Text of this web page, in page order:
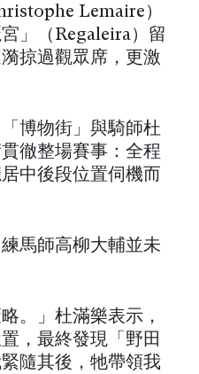
Lemaire）
」（Regaleira）留
掠過觀眾席，更激
博物街」與騎師杜
徹整場賽事：全程
中後段位置伺機而
馬師高柳大輔並未
。」杜滿樂表示，
，最終發現「野田
隨其後，牠帶領我